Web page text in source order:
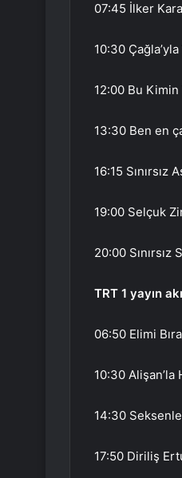
07:45 İlker
10:30
12:00 Bu Kimin
13:30 Ben en
16:15 Sınırsız
19:00 Selçuk
20:00 Sınırsız
TRT 1 yayın
06:50 Elimi
10:30 Alişan’la
14:30
17:50 Diriliş